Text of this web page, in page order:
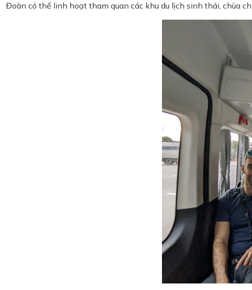
Đoàn có thể linh hoạt tham quan các khu du lịch sinh thái, chùa